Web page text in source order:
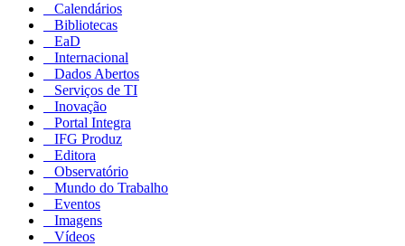
Calendários
Bibliotecas
EaD
Internacional
Dados Abertos
Serviços de TI
Inovação
Portal Integra
IFG Produz
Editora
Observatório
Mundo do Trabalho
Eventos
Imagens
Vídeos